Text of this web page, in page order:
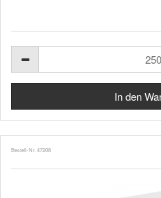
Bestell-Nr. 47208